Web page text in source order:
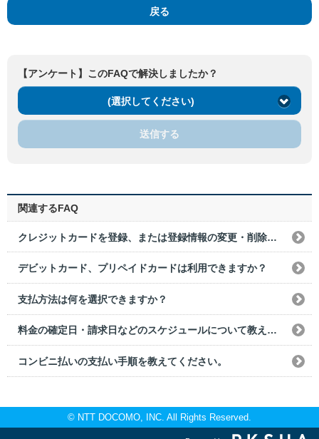
戻る
【アンケート】このFAQで解決しましたか？
(選択してください)
送信する
関連するFAQ
クレジットカードを登録、または登録情報の変更・削除をしたい場合はどうすればいいですか？
デビットカード、プリペイドカードは利用できますか？
支払方法は何を選択できますか？
料金の確定日・請求日などのスケジュールについて教えてください。
コンビニ払いの支払い手順を教えてください。
© NTT DOCOMO, INC. All Rights Reserved.